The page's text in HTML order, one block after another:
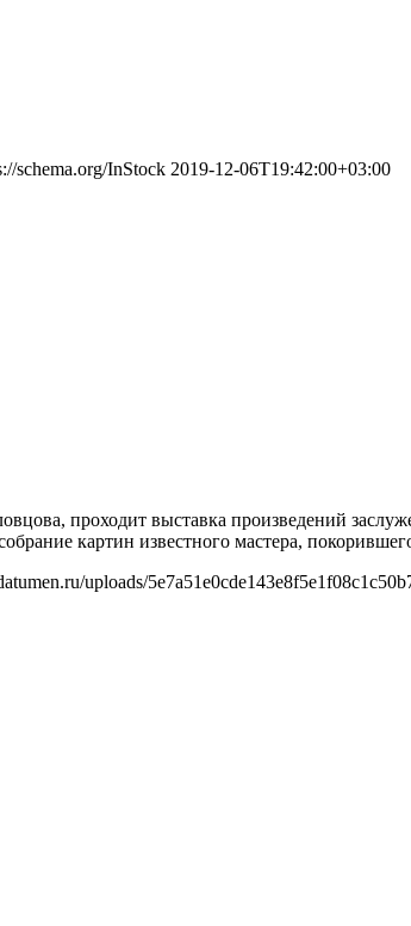
schema.org/InStock 2019-12-06T19:42:00+03:00
проходит выставка произведений
картин известного мастера,
uploads/